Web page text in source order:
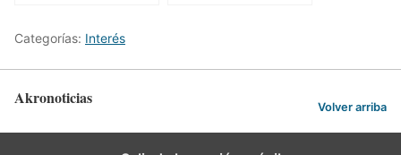
Categorías: Interés
Akronoticias Volver arriba